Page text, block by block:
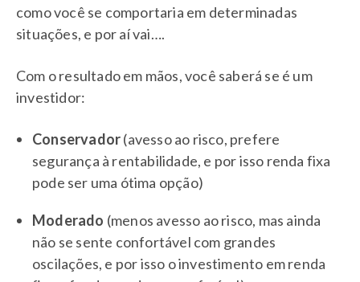
como você se comportaria em determinadas
situações, e por aí vai….
Com o resultado em mãos, você saberá se é um
investidor:
Conservador(avesso ao risco, prefere
segurança à rentabilidade, e por isso renda fixa
pode ser uma ótima opção)
Moderado (menos avesso ao risco, mas ainda
não se sente confortável com grandes
oscilações, e por isso o investimento em renda